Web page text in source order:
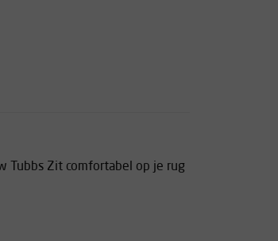
Tubbs Zit comfortabel op je rug